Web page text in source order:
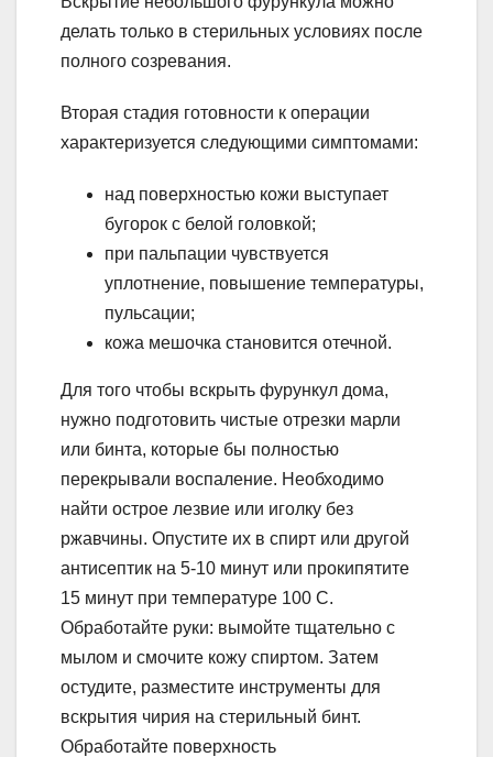
делать только в стерильных условиях после
полного созревания.
Вторая стадия готовности к операции
характеризуется следующими симптомами:
над поверхностью кожи выступает
бугорок с белой головкой;
при пальпации чувствуется
уплотнение, повышение температуры,
пульсации;
кожа мешочка становится отечной.
Для того чтобы вскрыть фурункул дома,
нужно подготовить чистые отрезки марли
или бинта, которые бы полностью
перекрывали воспаление. Необходимо
найти острое лезвие или иголку без
ржавчины. Опустите их в спирт или другой
антисептик на 5-10 минут или прокипятите
15 минут при температуре 100 С.
Обработайте руки: вымойте тщательно с
мылом и смочите кожу спиртом. Затем
остудите, разместите инструменты для
вскрытия чирия на стерильный бинт.
Обработайте поверхность